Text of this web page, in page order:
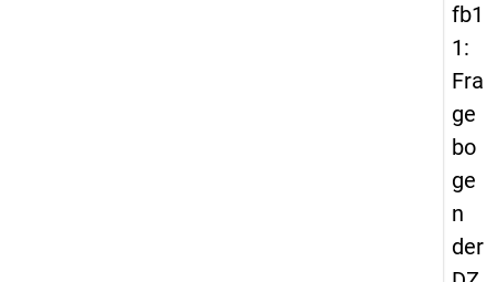
fb1
1:
Fra
ge
bo
ge
n
der